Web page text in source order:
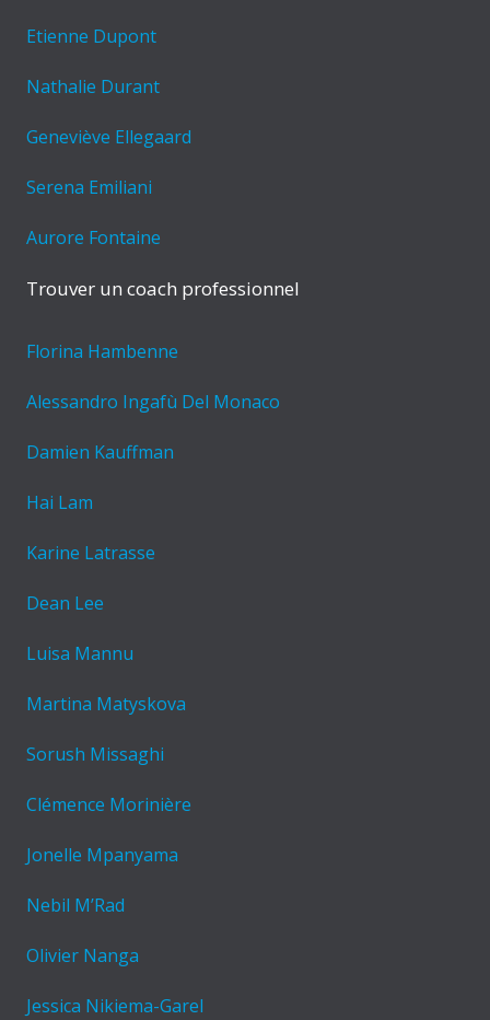
Etienne Dupont
Nathalie Durant
Geneviève Ellegaard
Serena Emiliani
Aurore Fontaine
Trouver un coach professionnel
Florina Hambenne
Alessandro Ingafù Del Monaco
Damien Kauffman
Hai Lam
Karine Latrasse
Dean Lee
Luisa Mannu
Martina Matyskova
Sorush Missaghi
Clémence Morinière
Jonelle Mpanyama
Nebil M’Rad
Olivier Nanga
Jessica Nikiema-Garel